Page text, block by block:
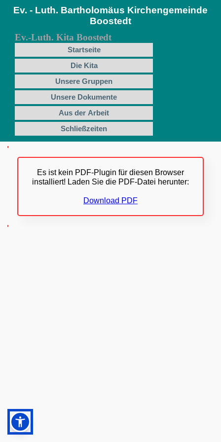
Ev. - Luth. Bartholomäus Kirchengemeinde
Boostedt
Ev.-Luth. Kita Boostedt
Startseite
Die Kita
Unsere Gruppen
Unsere Dokumente
Aus der Arbeit
Schließzeiten
Es ist kein PDF-Plugin für diesen Browser
installiert! Laden Sie die PDF-Datei herunter:
Download PDF